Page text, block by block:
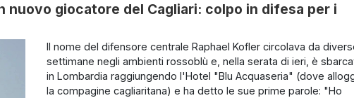
nuovo giocatore del Cagliari: colpo in difesa per i
Il nome del difensore centrale Raphael Kofler circolava da
settimane negli ambienti rossoblù e, nella serata di ieri, è
in Lombardia raggiungendo l'Hotel "Blu Acquaseria" (dove
la compagine cagliaritana) e ha detto le sue prime parole: "Ho